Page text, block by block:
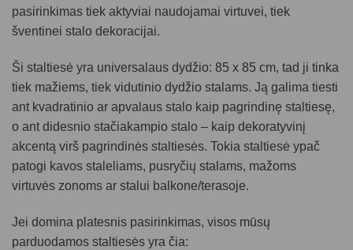
pasirinkimas tiek aktyviai naudojamai virtuvei, tiek
šventinei stalo dekoracijai.
Ši staltiesė yra universalaus dydžio: 85 x 85 cm, tad ji tinka
tiek mažiems, tiek vidutinio dydžio stalams. Ją galima tiesti
ant kvadratinio ar apvalaus stalo kaip pagrindinę staltiesę,
o ant didesnio stačiakampio stalo – kaip dekoratyvinį
akcentą virš pagrindinės staltiesės. Tokia staltiesė ypač
patogi kavos staleliams, pusryčių stalams, mažoms
virtuvės zonoms ar stalui balkone/terasoje.
Jei domina platesnis pasirinkimas, visos mūsų
parduodamos staltiesės yra čia: